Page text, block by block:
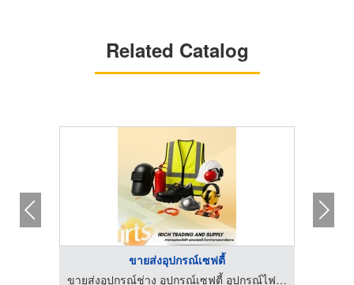
Related Catalog
ขายส่งอุปกรณ์เซฟตี้
ขายส่งอุปกรณ์ช่าง อุปกรณ์เซฟตี้ อุปกรณ์ไฟฟ้า - irichtrading